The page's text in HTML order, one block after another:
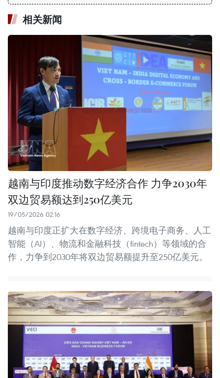
相关新闻
越南与印度推动数字经济合作 力争2030年
双边贸易额达到250亿美元
19/05/2026 02:16
越南与印度正扩大在数字经济、跨境电子商务、人工
智能（AI）、物流和金融科技（fintech）等领域的合
作，力争到2030年将双边贸易额提升至250亿美元。